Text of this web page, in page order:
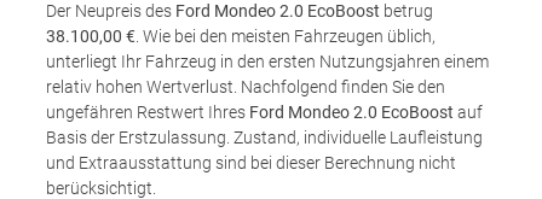
Der Neupreis des Ford Mondeo 2.0 EcoBoost betrug
38.100,00 € . Wie bei den meisten Fahrzeugen üblich,
unterliegt Ihr Fahrzeug in den ersten Nutzungsjahren einem
relativ hohen Wertverlust. Nachfolgend finden Sie den
ungefähren Restwert Ihres Ford Mondeo 2.0 EcoBoost auf
Basis der Erstzulassung. Zustand, individuelle Laufleistung
und Extraausstattung sind bei dieser Berechnung nicht
berücksichtigt.